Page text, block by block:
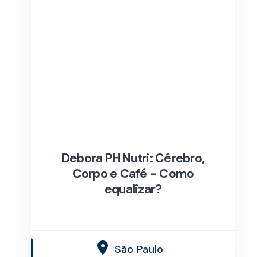
Debora PH Nutri: Cérebro,
Corpo e Café - Como
equalizar?
São Paulo